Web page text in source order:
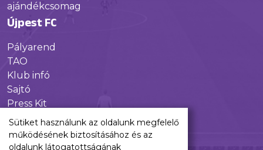
ajándékcsomag
Újpest FC
Pályarend
TAO
Klub infó
Sajtó
Press Kit
Újpest FC Shop
Digitális felületeink
Sütiket használunk az oldalunk megfelelő
működésének biztosításához és az
oldalunk látogatottságának